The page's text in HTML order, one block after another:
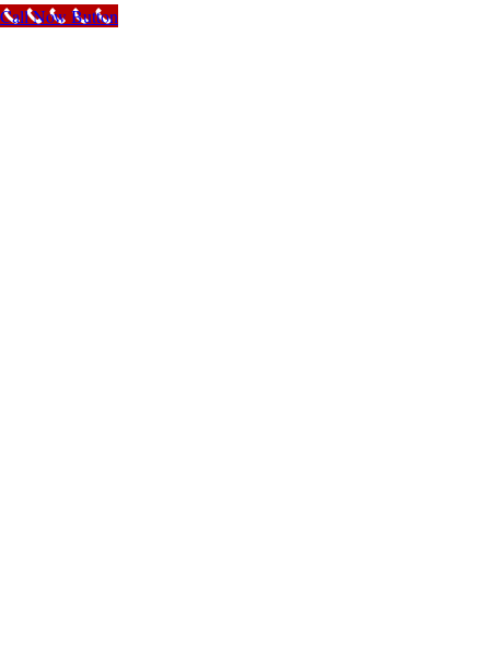
Call Now Button